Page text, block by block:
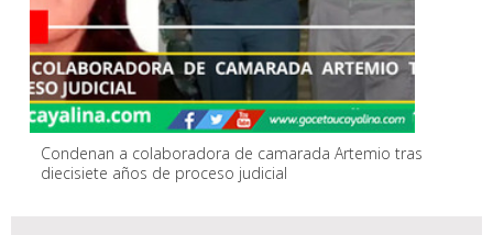
Condenan a colaboradora de camarada Artemio tras
diecisiete años de proceso judicial